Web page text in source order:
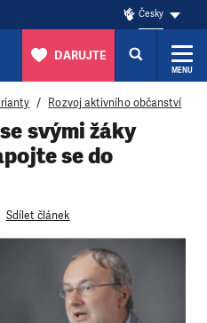
Česky
DARUJTE
MENU
Rozvoj aktivního občanství
svými žáky
se do
Sdílet článek